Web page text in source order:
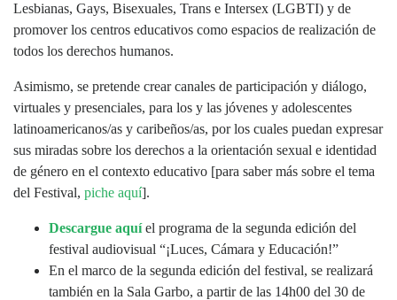
Lesbianas, Gays, Bisexuales, Trans e Intersex (LGBTI) y de
promover los centros educativos como espacios de realización de
todos los derechos humanos.
Asimismo, se pretende crear canales de participación y diálogo,
virtuales y presenciales, para los y las jóvenes y adolescentes
latinoamericanos/as y caribeños/as, por los cuales puedan expresar
sus miradas sobre los derechos a la orientación sexual e identidad
de género en el contexto educativo [para saber más sobre el tema
del Festival, piche aquí].
Descargue aquí el programa de la segunda edición del
festival audiovisual “¡Luces, Cámara y Educación!”
En el marco de la segunda edición del festival, se realizará
también en la Sala Garbo, a partir de las 14h00 del 30 de